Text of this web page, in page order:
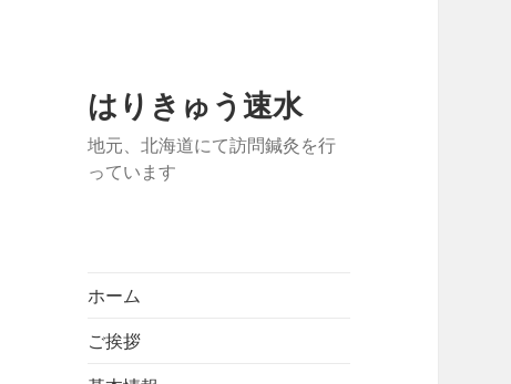
はりきゅう速水
地元、北海道にて訪問鍼灸を行
っています
ホーム
ご挨拶